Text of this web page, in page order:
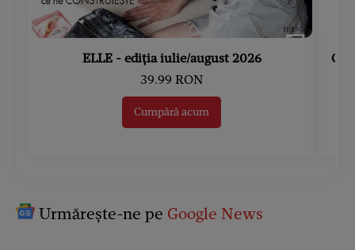
ELLE - ediția iulie/august 2026
39.99 RON
Cumpără acum
Urmărește-ne pe Google News